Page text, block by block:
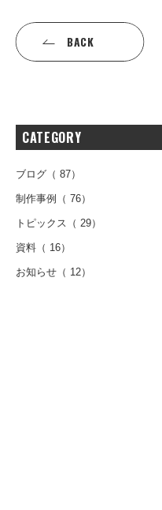
BACK
CATEGORY
ブログ （ 87）
制作事例 （ 76）
トピックス （ 29）
資料 （ 16）
お知らせ （ 12）